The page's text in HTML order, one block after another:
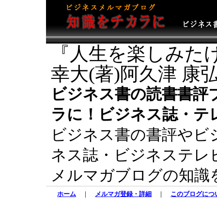
『人生を楽しみ
幸大(著)阿久津 康
ビジネス書の読書書
ラに！ビジネス誌・テ
ビジネス書の書評や
ネス誌・ビジネステ
メルマガブログの知識
ホーム ｜ メルマガ登録・詳細 ｜ このブログにつ